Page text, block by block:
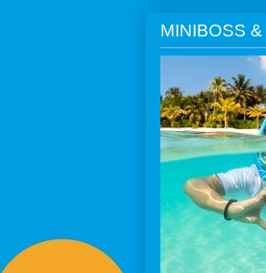
MINIBOSS